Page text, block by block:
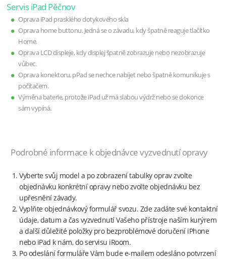
Servis iPad Pěčnov
Oprava iPad prasklého dotykového skla
Oprava home buttonu. Jedná se o závadu, kdy špatně reaguje tlačítko
Home.
Oprava LCD displeje, kdy displej špatně zobrazuje nebo nezobrazuje
vůbec.
Oprava konektoru, pPad se nechce nabíjet nebo špatně komunikuje s
počítačem.
Výměna baterie, protože iPad už má slabou výdrž nebo se dokonce
sám vypíná.
Podrobné informace k objednávce vyzvednutí opravy
Vyberte svůj model a po zobrazení tabulky oprav zvolte
objednávku konkrétní opravy nebo zvolte objednávku bez
upřesnění závady.
Vyplňte objednávkový formulář svozu. Zde zadáte své kontaktní
údaje, datum a čas vyzvednutí Vašeho přístroje naším kurýrem
a další důležité položky pro bezproblémové doručení iPhone
nebo iPad k nám, do servisu iRoom.
Po odeslání formuláře Vám bude e-mailem odesláno potvrzení